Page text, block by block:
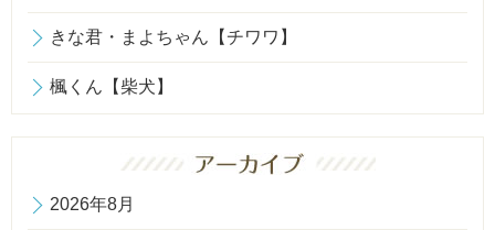
きな君・まよちゃん【チワワ】
楓くん【柴犬】
2026年8月